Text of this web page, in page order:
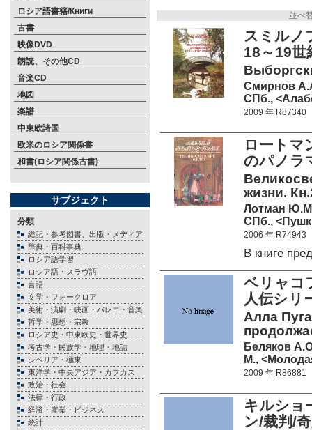
ロシア語書籍/Книги
古書
映像DVD
朗読、その他CD
音楽CD
地図
楽譜
中東欧諸国
欧米のロシア関係書
和書(ロシア関係古書)
サブジェクト
分類
総記・参考図書、出版・メディア
辞典・百科事典
ロシア語学習
ロシア語・スラヴ語
言語
文学・フォークロア
美術・演劇・映画・バレエ・音楽
哲学・思想・宗教
ロシア史・中東欧史・世界史
考古学・民族学・地理・地誌
シベリア・極東
東洋学・中央アジア・カフカス
政治・社会
法律・行政
経済・産業・ビジネス
統計
並べ
スミル
18～19
Смирнов
СПб.,
2009 年 R87340
ロートマ
のパノ
жизни.
Лотман
СПб.,
2006 年 R74943
В книге
ベリャ
人伝シリ
Алла
Беляков
М.,
2009 年 R86881
キルショ
ン/裁判/